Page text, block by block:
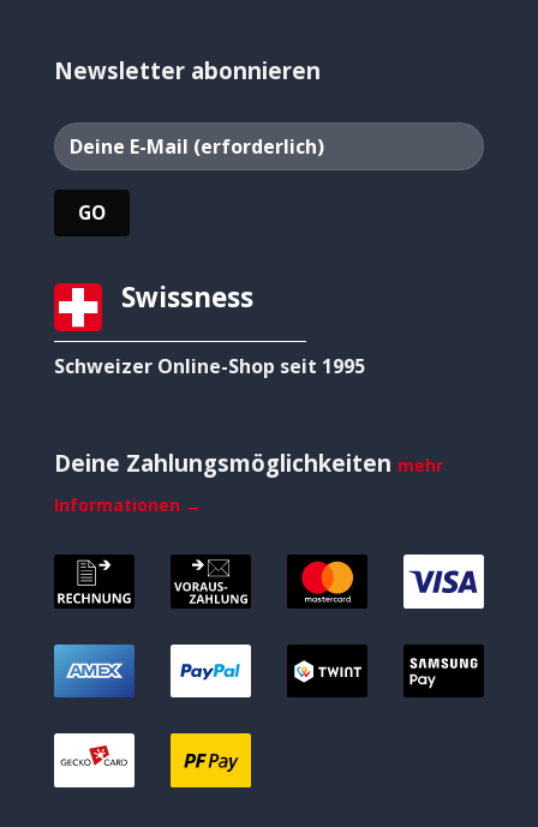
Newsletter abonnieren
Swissness
Schweizer Online-Shop seit 1995
Deine Zahlungsmöglichkeiten mehr
Informationen →